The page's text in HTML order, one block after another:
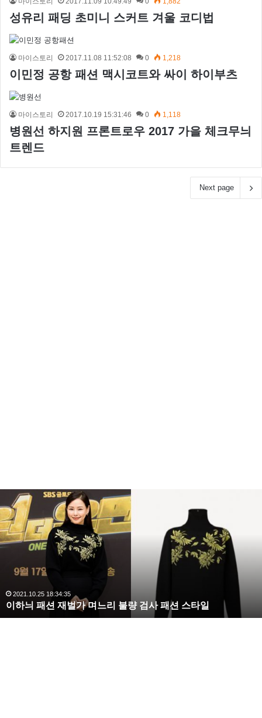
성유리 패딩 초미니 스커트 겨울 코디법
마이스토리 2017.11.08 11:52:08 0 1,218
이민정 공항 패션 맥시코트와 싸이 하이부츠
마이스토리 2017.10.19 15:31:46 0 1,118
병원선 하지원 프론트로우 2017 가을 체크무늬
트렌드
Next page
수
해
라
김
완
벽
한
2020.10.03 10:59:30
복수해라 김사랑, 완벽한 S라인 몸매 시선 압도